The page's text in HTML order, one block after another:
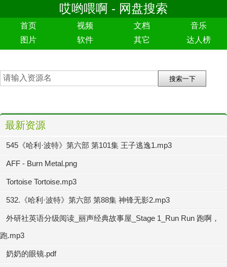
哎哟喂啊 - 网盘搜索
首页 视频 文档
音乐
图片
软件 其它 达人榜
最新资源
545《哈利·波特》第六部 第101集 王子逃逸1.mp3
AFF - Burn Metal.png
Tortoise Tortoise.mp3
532.《哈利·波特》第六部 第88集 神锋无影2.mp3
外研社英语分级阅读_丽声经典故事屋_Stage 1_Run Run 跑啊，
跑.mp3
奶奶的眼镜.pdf